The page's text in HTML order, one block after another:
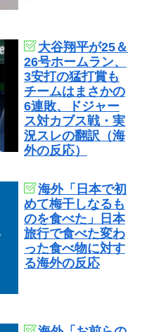
大谷翔平が25＆
26号ホームラン、
3安打の猛打賞も
チームはまさかの
6連敗、ドジャー
ス対カブス戦・実
況スレの翻訳（海
外の反応）
海外「日本で初
めて梅干しなるも
のを食べた」日本
旅行で食べた変わ
った食べ物に対す
る海外の反応